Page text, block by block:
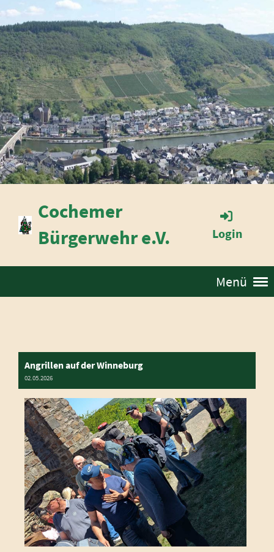
Cochemer
Bürgerwehr e.V.
Login
Menü
Angrillen auf der Winneburg
02.05.2026